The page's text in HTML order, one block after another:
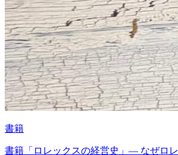
書籍
書籍「ロレックスの経営史」― なぜロ